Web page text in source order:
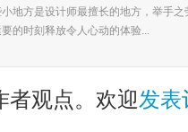
地方是设计师最擅长的地方，举手
要的时刻释放令人心动的体验...
者观点。欢迎发表